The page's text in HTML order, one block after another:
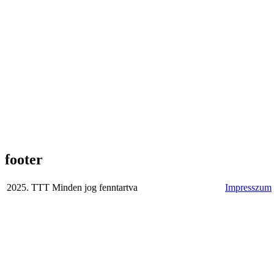
footer
2025. TTT Minden jog fenntartva Impresszum